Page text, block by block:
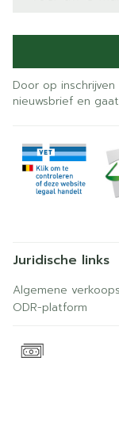
Door op
nieuwsbrief en
Juridische links
Algemene
ODR-platform